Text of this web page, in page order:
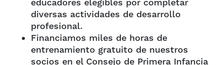
educadores elegibles por completar
diversas actividades de desarrollo
profesional.
Financiamos miles de horas de
entrenamiento gratuito de nuestros
socios en el Consejo de Primera Infancia